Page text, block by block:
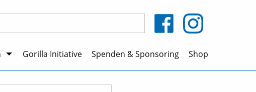
Gorilla Initiative Spenden & Sponsoring Shop